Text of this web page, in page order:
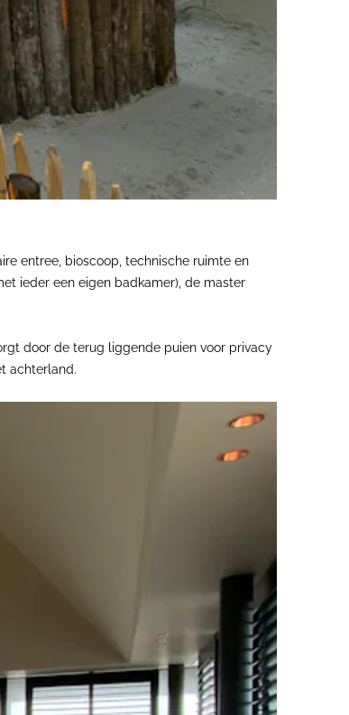
entree, bioscoop, technische ruimte en
ieder een eigen badkamer), de master
door de terug liggende puien voor privacy
achterland.